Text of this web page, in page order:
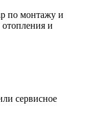
по монтажу и
и
сервисное